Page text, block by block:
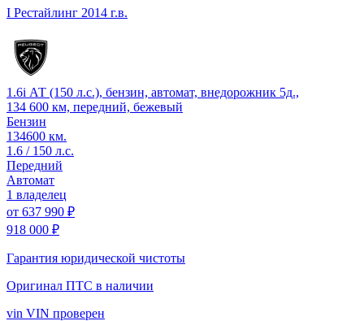
I Рестайлинг 2014 г.в.
1.6i АТ (150 л.с.), бензин, автомат, внедорожник 5д.,
134 600 км, передний, бежевый
Бензин
134600 км.
1.6 / 150 л.с.
Передний
Автомат
1 владелец
от 637 990 ₽
918 000 ₽
Гарантия юридической чистоты
Оригинал ПТС в наличии
vin VIN проверен